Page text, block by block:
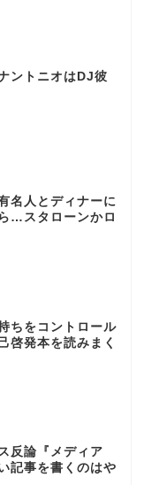
ントニオはDJ彼
名人とディナーに
…スタローンかロ
ちをコントロール
啓発本を読みまく
反論『メディア
記事を書くのはや